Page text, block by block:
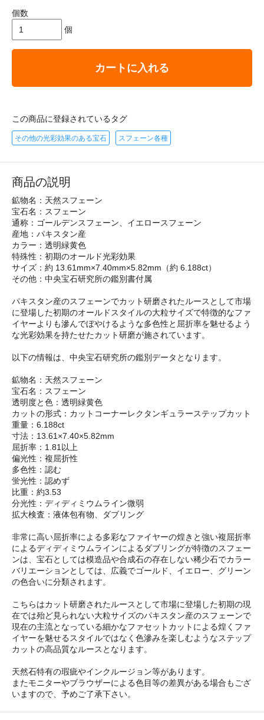
個数
個
カートに入れる
この商品に登録されているタグ
その他の光彩効果のある宝石 スフェーン各種
商品の説明
鉱物名：天然スフェーン
宝石名：スフェーン
通称：ゴールデンスフェーン、イエロースフェーン
産地：パキスタン産
カラー：透明緑黄色
特殊性：初期のオールド光彩効果
サイズ：約 13.61mm×7.40mm×5.82mm（約 6.188ct）
その他：中央宝石研究所の鑑別書付属
パキスタン産のスフェーンでカット研磨されたルースとして市場
に登場した初期のオールドスタイルの大粒サイズで特徴的なファ
イヤーよりも滲んでぼやけるような多色性と屈折率を魅せるよう
な光彩効果を持たせたカット研磨が施されています。
以下の情報は、中央宝石研究所の鑑別データとなります。
鉱物名：天然スフェーン
宝石名：スフェーン
透明度と色：透明緑黄色
カットの形式：カットコーナーレクタンギュラーステップカット
重量：6.188ct
寸法：13.61×7.40×5.82mm
屈折率：1.81以上
偏光性：複屈折性
多色性：認む
蛍光性：認めず
比重：約3.53
分光性：ディディミウムライン微弱
拡大検査：液体包有物、ダブリング
非常に高い屈折率による多彩なファイヤーの煌きと強い複屈折率
によるディディミウムラインによるダブリングが特徴のスフェー
ンは、宝石としては模造品や合成石の存在しない稀少石でカラー
バリエーションとしては、広義でゴールド、イエロー、グリーン
の色合いに分類されます。
こちらはカット研磨されたルースとして市場に登場した初期の現
在では殆ど見られない大粒サイズのパキスタン産のスフェーンで
現在の主流となっている細かなファセットカットによる煌くファ
イヤーを魅せるスタイルではなく色滲みを楽しむようなステップ
カットの高品質なルースとなります。
天然石特有の瑕疵やインクルージョン等があります。
またモニターやブラウザーによる色目等の差異がある場合もござ
いますので、予めご了承下さい。